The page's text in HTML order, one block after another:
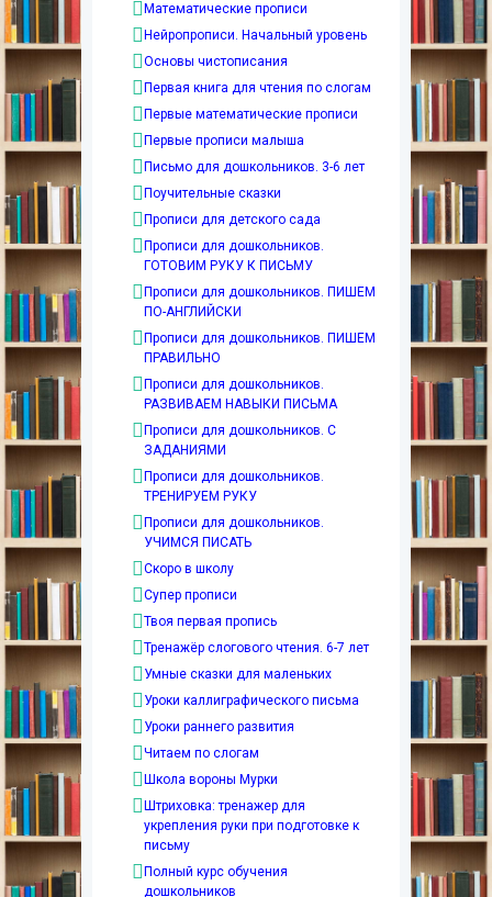
Математические прописи
Нейропрописи. Начальный уровень
Основы чистописания
Первая книга для чтения по слогам
Первые математические прописи
Первые прописи малыша
Письмо для дошкольников. 3-6 лет
Поучительные сказки
Прописи для детского сада
Прописи для дошкольников.
ГОТОВИМ РУКУ К ПИСЬМУ
Прописи для дошкольников. ПИШЕМ
ПО-АНГЛИЙСКИ
Прописи для дошкольников. ПИШЕМ
ПРАВИЛЬНО
Прописи для дошкольников.
РАЗВИВАЕМ НАВЫКИ ПИСЬМА
Прописи для дошкольников. С
ЗАДАНИЯМИ
Прописи для дошкольников.
ТРЕНИРУЕМ РУКУ
Прописи для дошкольников.
УЧИМСЯ ПИСАТЬ
Скоро в школу
Супер прописи
Твоя первая пропись
Тренажёр слогового чтения. 6-7 лет
Умные сказки для маленьких
Уроки каллиграфического письма
Уроки раннего развития
Читаем по слогам
Школа вороны Мурки
Штриховка: тренажер для
укрепления руки при подготовке к
письму
Полный курс обучения
дошкольников